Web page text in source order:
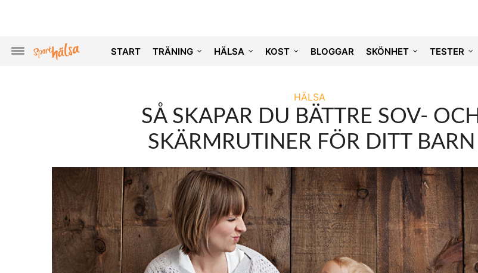
START TRÄNING HÄLSA KOST BLOGGAR SKÖNHET TESTER
HÄLSA
SÅ SKAPAR DU BÄTTRE SOV- OCH
SKÄRMRUTINER FÖR DITT BARN